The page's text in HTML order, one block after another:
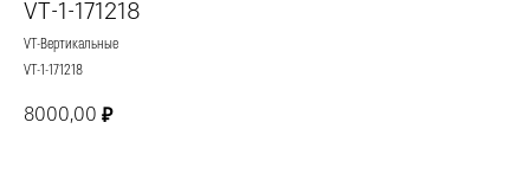
VT-1-171218
VT-Вертикальные
VT-1-171218
8000,00 ₽